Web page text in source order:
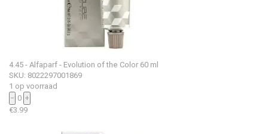
4.45 - Alfaparf - Evolution of the Color 60 ml
SKU: 8022297001869
1 op voorraad
− 0 +
€3.99